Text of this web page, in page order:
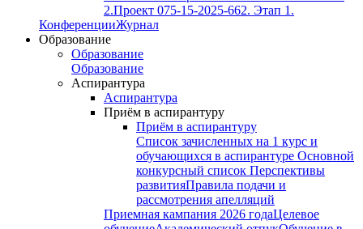
2.Проект 075-15-2025-662. Этап 1.
КонференцииЖурнал
Образование
Образование
Образование
Аспирантура
Аспирантура
Приём в аспирантуру
Приём в аспирантуру
Список зачисленных на 1 курс и
обучающихся в аспирантуре Основной
конкурсный список Перспективы
развитияПравила подачи и
рассмотрения апелляций
Приемная кампания 2026 годаЦелевое